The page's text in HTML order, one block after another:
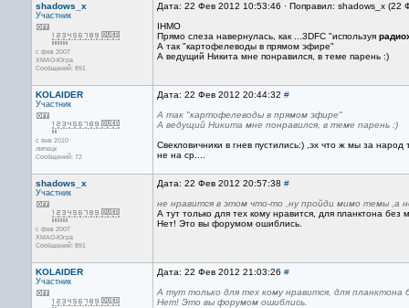
shadows_x
Участник
с фев 2007
ХМАО-Югра
Сообщений: 891
Дата: 22 Фев 2012 10:53:46 · Поправил: shadows_x (22
IHMO
Прямо слеза навернулась, как ...3DFC "используя
А так "картофелеводы в прямом эфире"
А ведущий Никита мне понравился, в теме парень :)
KOLAIDER
Участник
с янв 2010
липецк
Сообщений: 72
Дата: 22 Фев 2012 20:44:32 #
А так "картофелеводы в прямом эфире"
А ведущий Никита мне понравился, в теме парень :)
Свекловичники в гнев пустились:) ,эх что ж мы за
не на ср....
shadows_x
Участник
с фев 2007
ХМАО-Югра
Сообщений: 891
Дата: 22 Фев 2012 20:57:38 #
не нравится в этом что-то ,ну пройди мимо темы ,а
А тут только для тех кому нравится, для планктона без
Нет! Это вы форумом ошиблись.
KOLAIDER
Участник
Дата: 22 Фев 2012 21:03:26 #
А тут только для тех кому нравится, для планктона
Нет! Это вы форумом ошиблись.